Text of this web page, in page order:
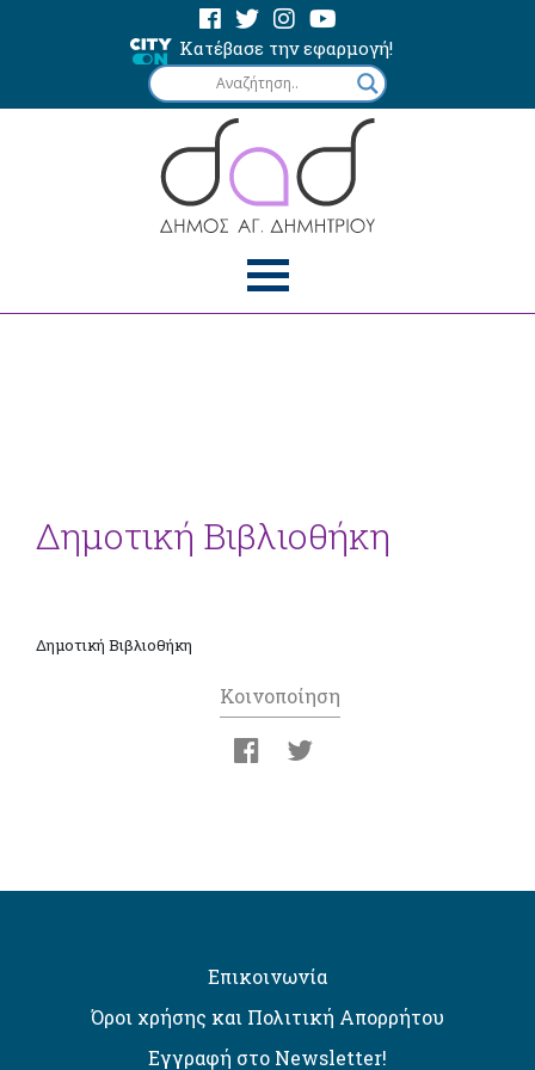
Κατέβασε την εφαρμογή!
Δημοτική Βιβλιοθήκη
Δημοτική Βιβλιοθήκη
Κοινοποίηση
Επικοινωνία
Όροι χρήσης και Πολιτική Απορρήτου
Εγγραφή στο Newsletter!